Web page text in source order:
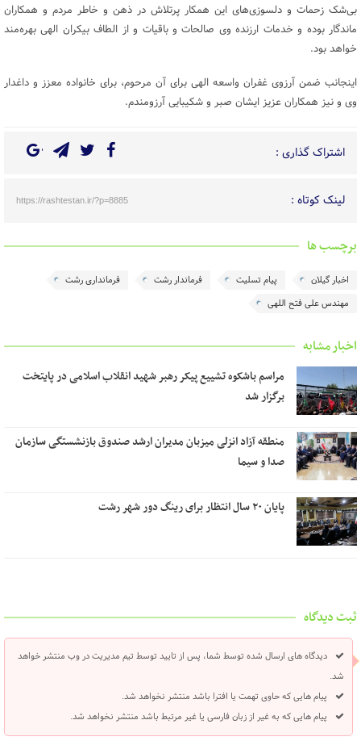
بی‌شک زحمات و دلسوزی‌های این همکار پرتلاش در ذهن و خاطر مردم و همکاران
ماندگار بوده و خدمات ارزنده وی صالحات و باقیات و از الطاف بیکران الهی بهره‌مند
خواهد بود.
اینجانب ضمن آرزوی غفران واسعه الهی برای آن مرحوم، برای خانواده معزز و داغدار
وی و نیز همکاران عزیز ایشان صبر و شکیبایی آرزومندم.
اشتراک گذاری :
لینک کوتاه : https://rashtestan.ir/?p=8885
برچسب ها
اخبار گیلان پیام تسلیت فرماندار رشت
فرمانداری رشت
مهندس علی فتح اللهی
اخبار مشابه
مراسم باشکوه تشییع پیکر رهبر شهید انقلاب اسلامی در پایتخت
برگزار شد
منطقه آزاد انزلی میزبان مدیران ارشد صندوق بازنشستگی سازمان
صدا و سیما
پایان ۲۰ سال انتظار برای رینگ دور شهر رشت
ثبت دیدگاه
دیدگاه های ارسال شده توسط شما، پس از تایید توسط تیم مدیریت در وب منتشر خواهد
شد.
پیام هایی که حاوی تهمت یا افترا باشد منتشر نخواهد شد.
پیام هایی که به غیر از زبان فارسی یا غیر مرتبط باشد منتشر نخواهد شد.